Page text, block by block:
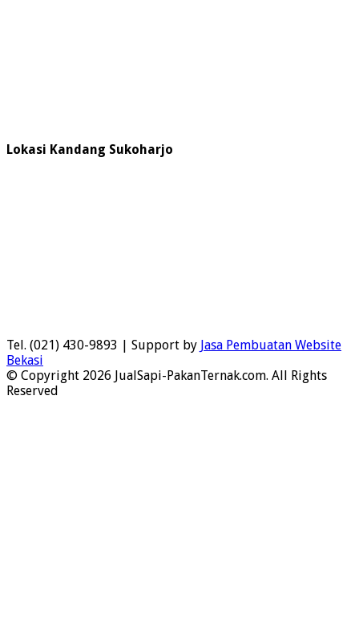
Lokasi Kandang Sukoharjo
Tel. (021) 430-9893 | Support by Jasa Pembuatan Website
Bekasi
© Copyright 2026 JualSapi-PakanTernak.com. All Rights
Reserved